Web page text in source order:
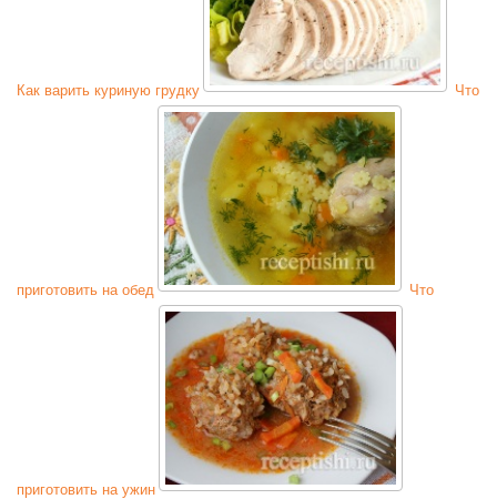
Как варить куриную грудку Что
приготовить на обед Что
приготовить на ужин